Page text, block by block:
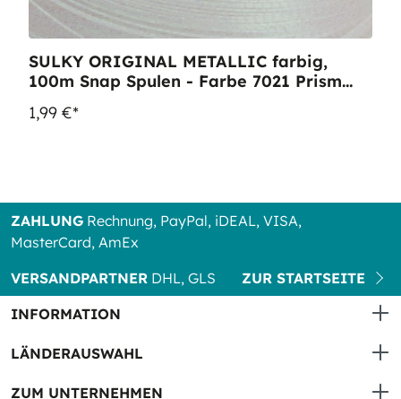
SULKY ORIGINAL METALLIC farbig,
100m Snap Spulen - Farbe 7021 Prism
1,99 €*
ZAHLUNG Rechnung, PayPal, iDEAL, VISA,
MasterCard, AmEx
VERSANDPARTNER DHL, GLS
ZUR STARTSEITE
INFORMATION
LÄNDERAUSWAHL
ZUM UNTERNEHMEN